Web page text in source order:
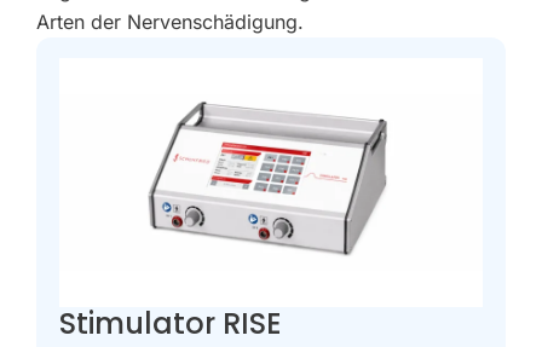
Arten der Nervenschädigung.
Stimulator RISE